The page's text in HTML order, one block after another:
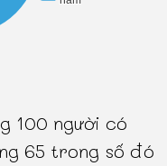
100 người có
65 trong số đó